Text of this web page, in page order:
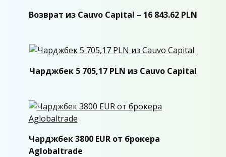
Возврат из Cauvo Capital – 16 843.62 PLN
Чарджбек 5 705,17 PLN из Cauvo Capital
Чарджбек 3800 EUR от брокера
Aglobaltrade